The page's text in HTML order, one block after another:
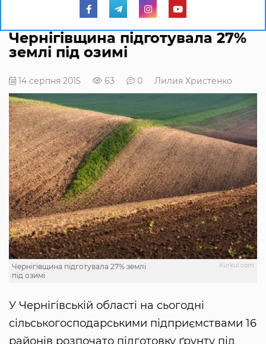
Чернігівщина підготувала 27%
землі під озимі
14 серпня 2015 63 0 Лилия Христенко
Кurkul.com
Чернігівщина підготувала 27% землі
під озимі
У Чернігівській області на сьогодні
сільськогосподарськими підприємствами 16
районів розпочато підготовку ґрунту під